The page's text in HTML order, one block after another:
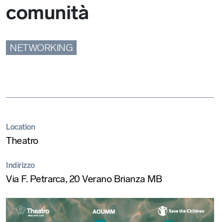
comunità
NETWORKING
Location
Theatro
Indirizzo
Via F. Petrarca, 20 Verano Brianza MB